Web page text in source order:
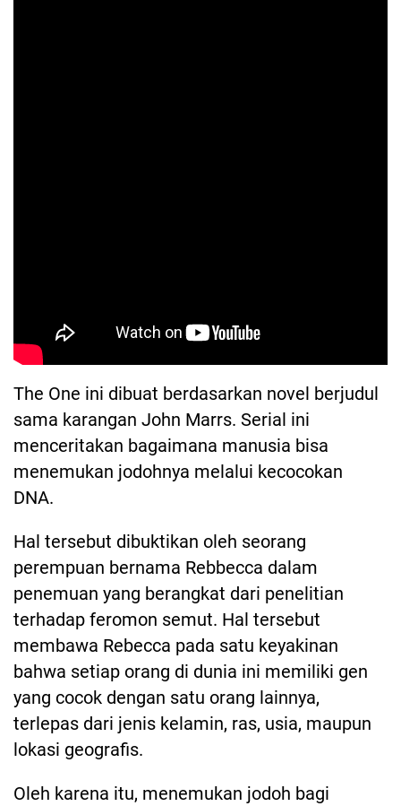
The One ini dibuat berdasarkan novel berjudul
sama karangan John Marrs. Serial ini
menceritakan bagaimana manusia bisa
menemukan jodohnya melalui kecocokan
DNA.
Hal tersebut dibuktikan oleh seorang
perempuan bernama Rebbecca dalam
penemuan yang berangkat dari penelitian
terhadap feromon semut. Hal tersebut
membawa Rebecca pada satu keyakinan
bahwa setiap orang di dunia ini memiliki gen
yang cocok dengan satu orang lainnya,
terlepas dari jenis kelamin, ras, usia, maupun
lokasi geografis.
Oleh karena itu, menemukan jodoh bagi